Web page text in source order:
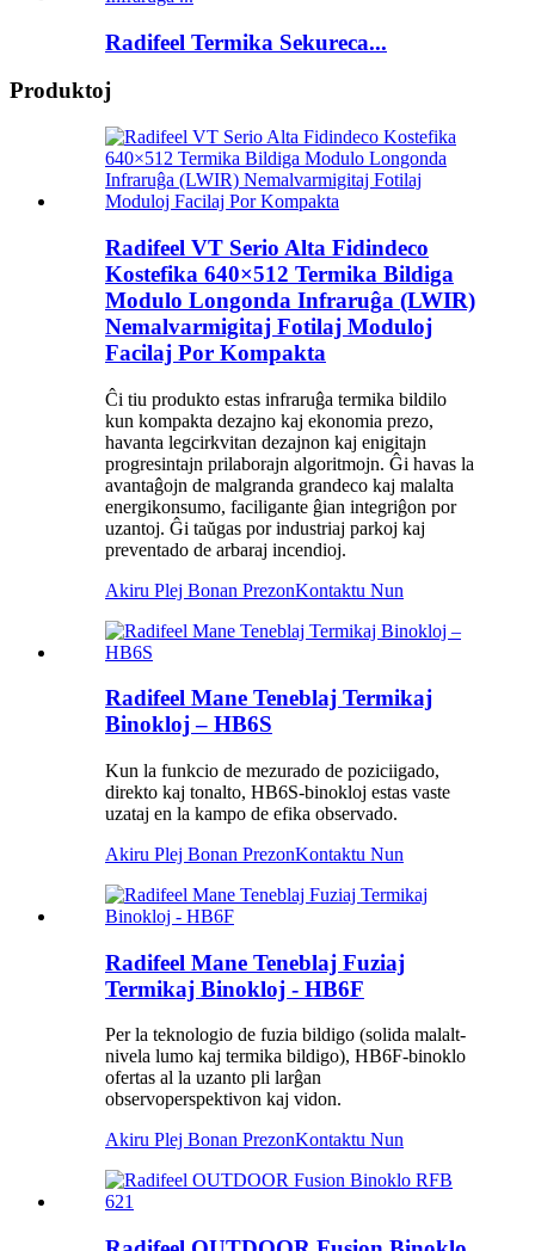
Radifeel Termika Sekureca...
Produktoj
Radifeel VT Serio Alta Fidindeco
Kostefika 640×512 Termika Bildiga
Modulo Longonda Infraruĝa (LWIR)
Nemalvarmigitaj Fotilaj Moduloj
Facilaj Por Kompakta
Ĉi tiu produkto estas infraruĝa termika bildilo
kun kompakta dezajno kaj ekonomia prezo,
havanta legcirkvitan dezajnon kaj enigitajn
progresintajn prilaborajn algoritmojn. Ĝi havas la
avantaĝojn de malgranda grandeco kaj malalta
energikonsumo, faciligante ĝian integriĝon por
uzantoj. Ĝi taŭgas por industriaj parkoj kaj
preventado de arbaraj incendioj.
Akiru Plej Bonan PrezonKontaktu Nun
Radifeel Mane Teneblaj Termikaj
Binokloj – HB6S
Kun la funkcio de mezurado de poziciigado,
direkto kaj tonalto, HB6S-binokloj estas vaste
uzataj en la kampo de efika observado.
Akiru Plej Bonan PrezonKontaktu Nun
Radifeel Mane Teneblaj Fuziaj
Termikaj Binokloj - HB6F
Per la teknologio de fuzia bildigo (solida malalt-
nivela lumo kaj termika bildigo), HB6F-binoklo
ofertas al la uzanto pli larĝan
observoperspektivon kaj vidon.
Akiru Plej Bonan PrezonKontaktu Nun